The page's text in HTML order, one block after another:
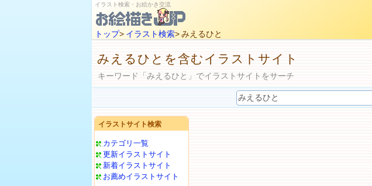
イラスト検索・お絵かき交流
トップ> イラスト検索> みえるひと
みえるひとを含むイラストサイト
キーワード「みえるひと」でイラストサイトをサーチ
イラストサイト検索
カテゴリ一覧
更新イラストサイト
新着イラストサイト
お薦めイラストサイト